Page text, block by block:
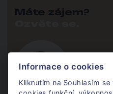
Máte zájem?
Mgr. Jan
Komerce
Informace o cookies
Kliknutím na Souhlasím